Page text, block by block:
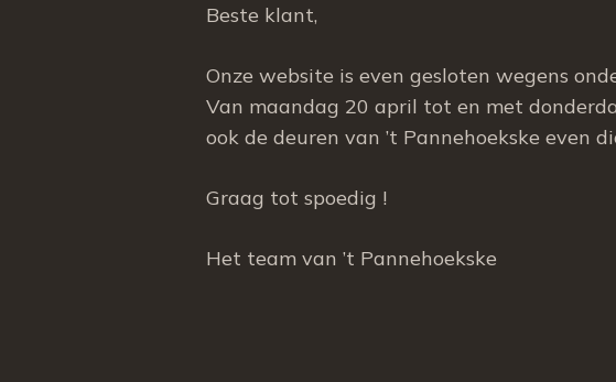
Beste klant,
Onze website is even gesloten wegens
Van maandag 20 april tot en met
ook de deuren van ’t Pannehoekske even
Graag tot spoedig !
Het team van ’t Pannehoekske